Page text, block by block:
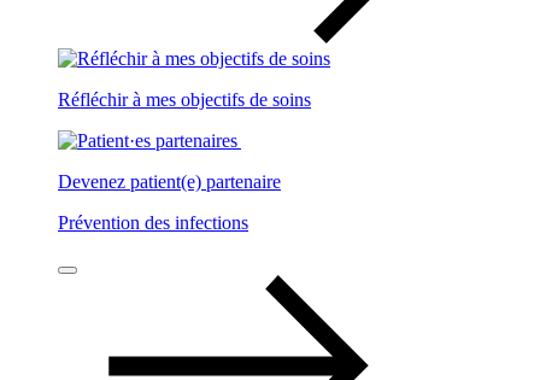
Réfléchir à mes objectifs de soins
Devenez patient(e) partenaire
Prévention des infections